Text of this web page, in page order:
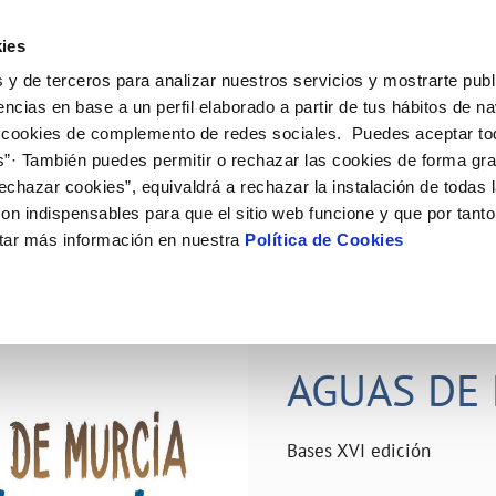
y de terceros para analizar nuestros servicios y mostrarte
en base a un perfil elaborado a partir de tus hábitos de
de complemento de redes sociales. Puedes aceptar
También puedes permitir o rechazar las cookies de forma
cookies”, equivaldrá a rechazar la instalación de todas
indispensables para que el sitio web funcione y que por
más información en nuestra Política de Cookies
de titular
de suministro
MODIFICACIÓN DE DATOS
Actualizar datos bancários
Actualizar datos de
VER TODAS LAS GESTIONES
Tu Servicio
AL CLIENTE
contacto
COMPROMISO DE SERVICIO
Carta de compromisos
Customer Counsel (Defensa del
Tu Agua
del agua
consumidor
CUIDADOS DEL AGUA
Consejos de ahorro
Depósitos comunitarios
comunitarios
Conócenos
DE GESTIÓN Y CERTIFICADOS
PERFIL DEL CONTRATANTE
Plataforma de contratación del
público
Licitaciones en curso
AGUAS
Bases XVI edición